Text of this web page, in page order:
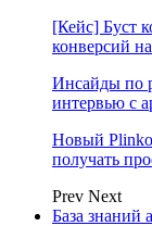
[Кейс] Буст
конверсий
Инсайды по
интервью с
Новый Plinko
получать
Prev Next
База знаний